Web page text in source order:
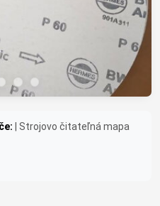
| Strojovo čitateľná mapa